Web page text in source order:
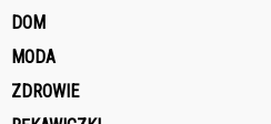
DOM
MODA
ZDROWIE